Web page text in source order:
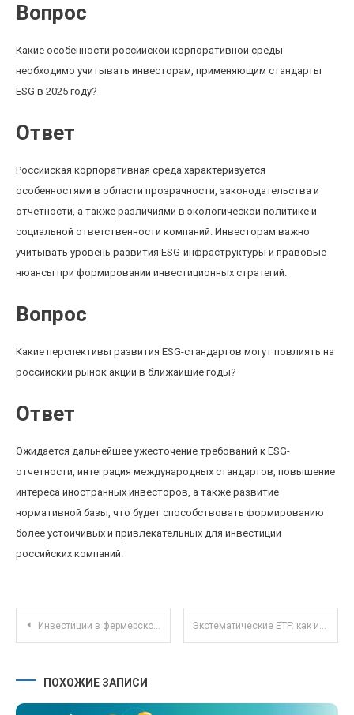
Вопрос
Какие особенности российской корпоративной среды
необходимо учитывать инвесторам, применяющим стандарты
ESG в 2025 году?
Ответ
Российская корпоративная среда характеризуется
особенностями в области прозрачности, законодательства и
отчетности, а также различиями в экологической политике и
социальной ответственности компаний. Инвесторам важно
учитывать уровень развития ESG-инфраструктуры и правовые
нюансы при формировании инвестиционных стратегий.
Вопрос
Какие перспективы развития ESG-стандартов могут повлиять на
российский рынок акций в ближайшие годы?
Ответ
Ожидается дальнейшее ужесточение требований к ESG-
отчетности, интеграция международных стандартов, повышение
интереса иностранных инвесторов, а также развитие
нормативной базы, что будет способствовать формированию
более устойчивых и привлекательных для инвестиций
российских компаний.
Навигация по записям
Инвестиции в фермерское хозяйство: как начать с минимальным капиталом и получать стабильную прибыль Экотематические ETF: как инвестировать в устойчивое развитие через биржевые фонды
ПОХОЖИЕ ЗАПИСИ